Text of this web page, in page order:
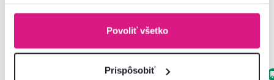
Povoliť všetko
Prispôsobiť
Podobné produkty
Zadarmo